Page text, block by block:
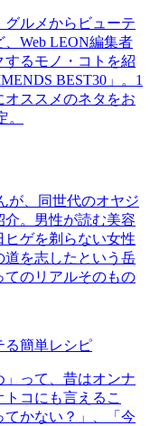
ルメからビューテ
Web LEON編集者
るモノ・コトを紹
BEST30」。1
オススメのネタをお
が、同世代のオヤジ
介。男性が読む美容
ゲを剃らない女性
道を志したという岳
てのリアルそのもの
る簡単レシピ
」って、昔はオンナ
コにも言えるこ
てかない？」、「今